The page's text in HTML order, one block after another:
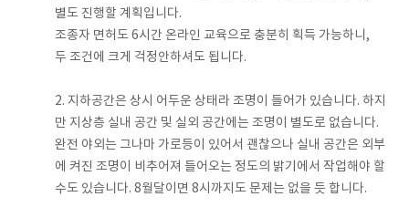
별도 진행할 계획입니다.
조종자 면허도 6시간 온라인 교육으로 충분히 획득 가능하니,
두 조건에 크게 걱정안하셔도 됩니다.
2. 지하공간은 상시 어두운 상태라 조명이 들어가 있습니다. 하지
만 지상층 실내 공간 및 실외 공간에는 조명이 별도로 없습니다.
완전 야외는 그나마 가로등이 있어서 괜찮으나 실내 공간은 외부
에 켜진 조명이 비추어져 들어오는 정도의 밝기에서 작업해야 할
수도 있습니다. 8월달이면 8시까지도 문제는 없을 듯 합니다.